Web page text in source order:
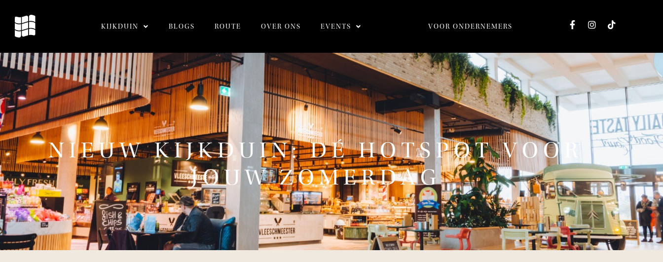
KIJKDUIN BLOGS ROUTE OVER ONS EVENTS VOOR ONDERNEMERS
NIEUW KIJKDUIN: DÉ HOTSPOT VOOR
JOUW ZOMERDAG